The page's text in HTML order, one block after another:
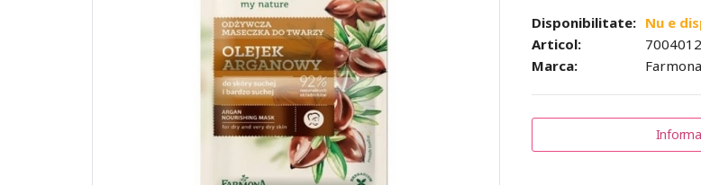
Disponibilitate: Nu e
Articol:
7004012
Marca:
Farmona